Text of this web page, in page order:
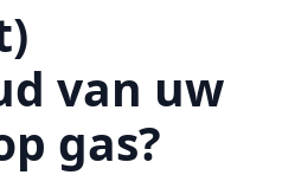
van uw
gas?